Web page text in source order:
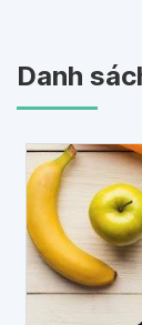
Danh